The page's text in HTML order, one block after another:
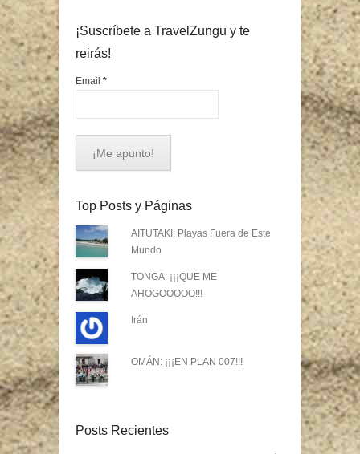
¡Suscríbete a TravelZungu y te
reirás!
Email *
Top Posts y Páginas
AITUTAKI: Playas Fuera de Este
Mundo
TONGA: ¡¡¡QUE ME
AHOGOOOOO!!!
Irán
OMÁN: ¡¡¡EN PLAN 007!!!
Posts Recientes